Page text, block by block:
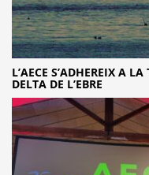
L’AECE S’ADHEREIX A
DELTA DE L’EBRE